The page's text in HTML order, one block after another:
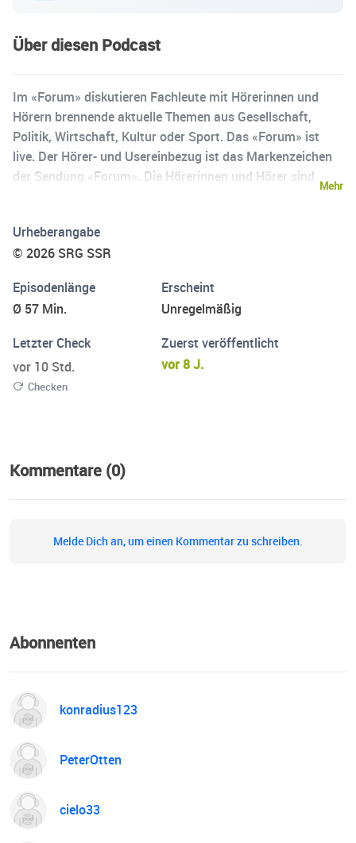
Über diesen Podcast
Im «Forum» diskutieren Fachleute mit Hörerinnen und
Hörern brennende aktuelle Themen aus Gesellschaft,
Politik, Wirtschaft, Kultur oder Sport. Das «Forum» ist
live. Der Hörer- und Usereinbezug ist das Markenzeichen
der Sendung «Forum». Die Hörerinnen und Hörer sind
Mehr
Urheberangabe
© 2026 SRG SSR
Episodenlänge
Ø 57 Min.
Erscheint
Unregelmäßig
Letzter Check
vor 10 Std.
Checken
Zuerst veröffentlicht
vor 8 J.
Kommentare (0)
Melde Dich an, um einen Kommentar zu schreiben.
Abonnenten
konradius123
PeterOtten
cielo33